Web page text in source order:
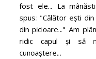
fost ele... La
spus: "Călător eşti
din picioare..." Am
ridic capul şi să
cunoaştere...